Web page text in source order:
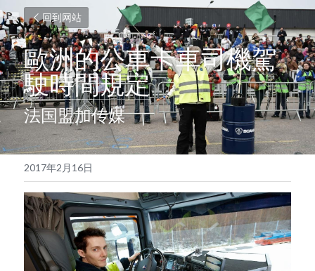
回到网站
歐洲的公車卡車司機駕
駛時間規定
法国盟加传媒
2017年2月16日